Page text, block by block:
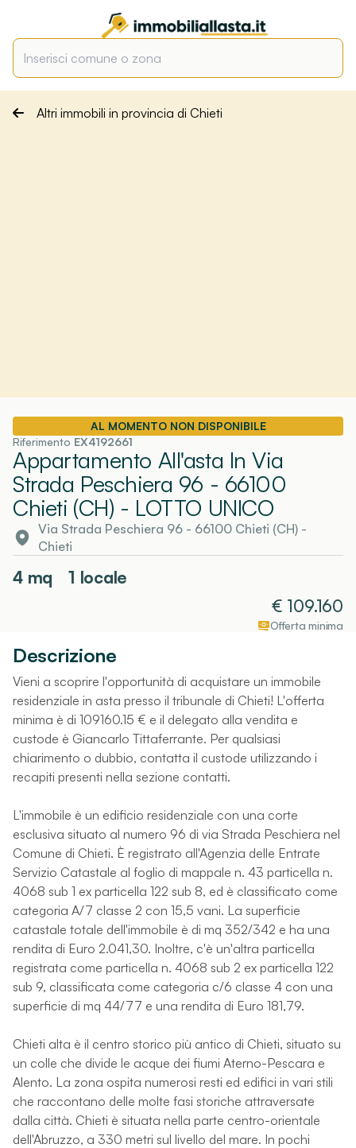
Altri immobili in provincia di Chieti
AL MOMENTO NON DISPONIBILE
Riferimento EX4192661
Appartamento All'asta In Via
Strada Peschiera 96 - 66100
Chieti (CH) - LOTTO UNICO
Via Strada Peschiera 96 - 66100 Chieti (CH)-
Chieti
4mq
1 locale
€ 109.160
Offerta minima
Descrizione
Vieni a scoprire l'opportunità di acquistare un immobile
residenziale in asta presso il tribunale di Chieti! L'offerta
minima è di 109160.15 € e il delegato alla vendita e
custode è Giancarlo Tittaferrante. Per qualsiasi
chiarimento o dubbio, contatta il custode utilizzando i
recapiti presenti nella sezione contatti.
L'immobile è un edificio residenziale con una corte
esclusiva situato al numero 96 di via Strada Peschiera nel
Comune di Chieti. È registrato all'Agenzia delle Entrate
Servizio Catastale al foglio di mappale n. 43 particella n.
4068 sub 1 ex particella 122 sub 8, ed è classificato come
categoria A/7 classe 2 con 15,5 vani. La superficie
catastale totale dell'immobile è di mq 352/342 e ha una
rendita di Euro 2.041,30. Inoltre, c'è un'altra particella
registrata come particella n. 4068 sub 2 ex particella 122
sub 9, classificata come categoria c/6 classe 4 con una
superficie di mq 44/77 e una rendita di Euro 181,79.
Chieti alta è il centro storico più antico di Chieti, situato su
un colle che divide le acque dei fiumi Aterno-Pescara e
Alento. La zona ospita numerosi resti ed edifici in vari stili
che raccontano delle molte fasi storiche attraversate
dalla città. Chieti è situata nella parte centro-orientale
dell'Abruzzo, a 330 metri sul livello del mare. In pochi